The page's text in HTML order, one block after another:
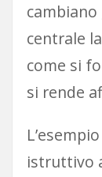
centrale
come si
si rende
istruttivo